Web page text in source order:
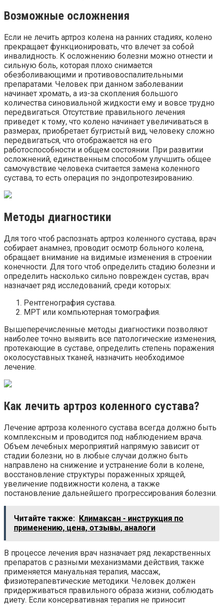
Возможные осложнения
Если не лечить артроз колена на ранних стадиях, колено
прекращает функционировать, что влечет за собой
инвалидность. К осложнению болезни можно отнести и
сильную боль, которая плохо снимается
обезболивающими и противовоспалительными
препаратами. Человек при данном заболевании
начинает хромать, а из-за скопления большого
количества синовиальной жидкости ему и вовсе трудно
передвигаться. Отсутствие правильного лечения
приведет к тому, что колено начинает увеличиваться в
размерах, приобретает бугристый вид, человеку сложно
передвигаться, что отображается на его
работоспособности и общем состоянии. При развитии
осложнений, единственным способом улучшить общее
самочувствие человека считается замена коленного
сустава, то есть операция по эндопротезированию.
Методы диагностики
Для того чтоб распознать артроз коленного сустава, врач
собирает анамнез, проводит осмотр больного колена,
обращает внимание на видимые изменения в строении
конечности. Для того чтоб определить стадию болезни и
определить насколько сильно поврежден сустав, врач
назначает ряд исследований, среди которых:
Рентгенография сустава.
МРТ или компьютерная томография.
Вышеперечисленные методы диагностики позволяют
наиболее точно выявить все патологические изменения,
протекающие в суставе, определить степень поражения
околосуставных тканей, назначить необходимое
лечение.
Как лечить артроз коленного сустава?
Лечение артроза коленного сустава всегда должно быть
комплексным и проводится под наблюдением врача.
Объем лечебных мероприятий напрямую зависит от
стадии болезни, но в любые случаи должно быть
направлено на снижение и устранение боли в колене,
восстановление структуры пораженных хрящей,
увеличение подвижности колена, а также
постановление дальнейшего прогрессирования болезни.
Читайте также: Климаксан - инструкция по
применению, цена, отзывы, аналоги
В процессе лечения врач назначает ряд лекарственных
препаратов с разными механизмами действия, также
применяется мануальная терапия, массаж,
физиотерапевтические методики. Человек должен
придерживаться правильного образа жизни, соблюдать
диету. Если консервативная терапия не приносит